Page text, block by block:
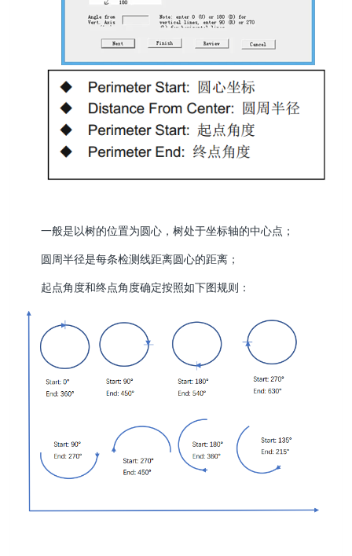
一般是以树的位置为圆心，树处于坐标轴的中心点；
圆周半径是每条检测线距离圆心的距离；
起点角度和终点角度确定按照如下图规则：